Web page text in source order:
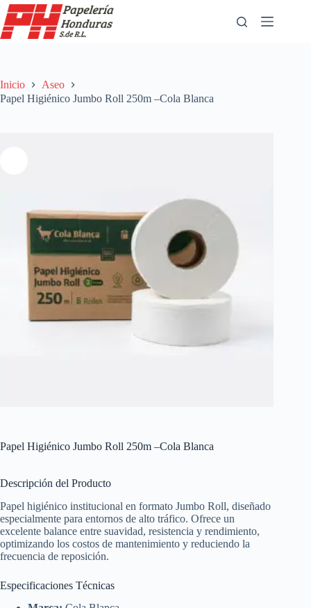
Saltar
al
contenido
Inicio
Aseo
Papel Higiénico Jumbo Roll 250m –Cola Blanca
Papel Higiénico Jumbo Roll 250m –Cola Blanca
Descripción del Producto
Papel higiénico institucional en formato Jumbo Roll, diseñado
especialmente para entornos de alto tráfico. Ofrece un
excelente balance entre suavidad, resistencia y rendimiento,
optimizando los costos de mantenimiento y reduciendo la
frecuencia de reposición.
Especificaciones Técnicas